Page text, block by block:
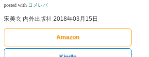
posted with ヨメレバ
宋美玄 内外出版社 2018年03月15日
Amazon